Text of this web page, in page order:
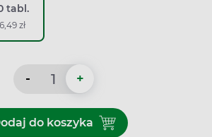
tabl.
zł
- +
do koszyka
Dodaj do koszyka Aescin